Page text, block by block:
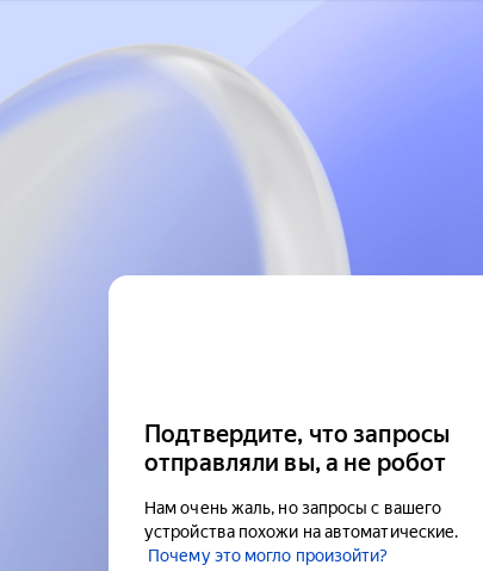
Подтвердите, что запросы
отправляли вы, а не робот
Нам очень жаль, но запросы с вашего
устройства похожи на автоматические.
Почему это могло произойти?